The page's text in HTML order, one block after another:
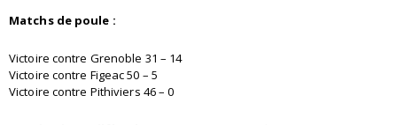
Matchs de poule :
Victoire contre Grenoble 31 – 14
Victoire contre Figeac 50 – 5
Victoire contre Pithiviers 46 – 0